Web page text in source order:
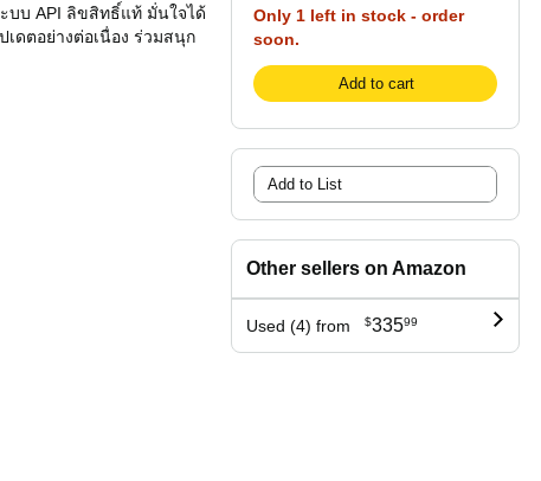
Only 1 left in stock - order
soon.
Add to cart
Add to List
Other sellers on Amazon
Used (4) from $33599
บบ API ลิขสิทธิ์แท้ มั่นใจได้
ดตอย่างต่อเนื่อง ร่วมสนุก